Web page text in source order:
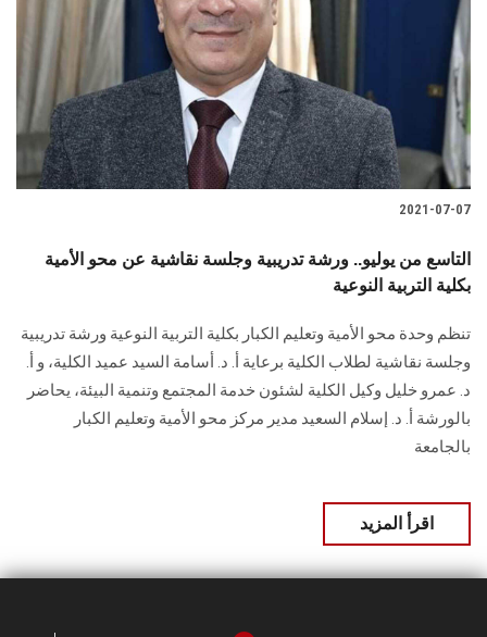
2021-07-07
التاسع من يوليو.. ورشة تدريبية وجلسة نقاشية عن محو الأمية
بكلية التربية النوعية
تنظم وحدة محو الأمية وتعليم الكبار بكلية التربية النوعية ورشة تدريبية
وجلسة نقاشية لطلاب الكلية برعاية أ. د. أسامة السيد عميد الكلية، و أ.
د. عمرو خليل وكيل الكلية لشئون خدمة المجتمع وتنمية البيئة، يحاضر
بالورشة أ. د. إسلام السعيد مدير مركز محو الأمية وتعليم الكبار
بالجامعة
اقرأ المزيد